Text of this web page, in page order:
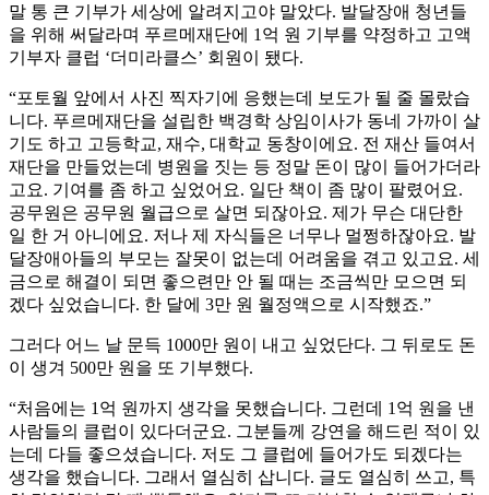
말 통 큰 기부가 세상에 알려지고야 말았다. 발달장애 청년들
을 위해 써달라며 푸르메재단에 1억 원 기부를 약정하고 고액
기부자 클럽 ‘더미라클스’ 회원이 됐다.
“포토월 앞에서 사진 찍자기에 응했는데 보도가 될 줄 몰랐습
니다. 푸르메재단을 설립한 백경학 상임이사가 동네 가까이 살
기도 하고 고등학교, 재수, 대학교 동창이에요. 전 재산 들여서
재단을 만들었는데 병원을 짓는 등 정말 돈이 많이 들어가더라
고요. 기여를 좀 하고 싶었어요. 일단 책이 좀 많이 팔렸어요.
공무원은 공무원 월급으로 살면 되잖아요. 제가 무슨 대단한
일 한 거 아니에요. 저나 제 자식들은 너무나 멀쩡하잖아요. 발
달장애아들의 부모는 잘못이 없는데 어려움을 겪고 있고요. 세
금으로 해결이 되면 좋으련만 안 될 때는 조금씩만 모으면 되
겠다 싶었습니다. 한 달에 3만 원 월정액으로 시작했죠.”
그러다 어느 날 문득 1000만 원이 내고 싶었단다. 그 뒤로도 돈
이 생겨 500만 원을 또 기부했다.
“처음에는 1억 원까지 생각을 못했습니다. 그런데 1억 원을 낸
사람들의 클럽이 있다더군요. 그분들께 강연을 해드린 적이 있
는데 다들 좋으셨습니다. 저도 그 클럽에 들어가도 되겠다는
생각을 했습니다. 그래서 열심히 삽니다. 글도 열심히 쓰고, 특